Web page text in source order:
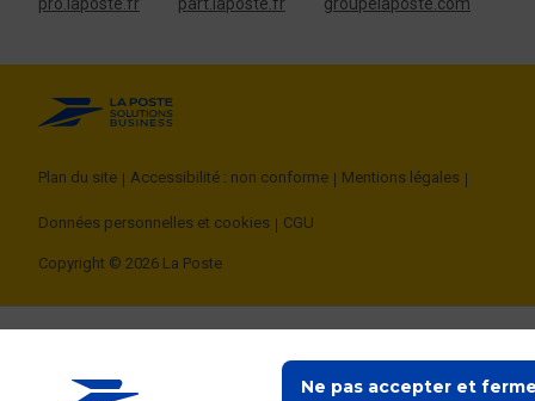
Ne pas accepter et
pro.laposte.fr part.laposte.fr groupelaposte.com
Plan du site Accessibilité : non conforme Mentions légales
Données personnelles et cookies CGU
Copyright © 2026 La Poste